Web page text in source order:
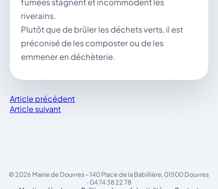
fumées stagnent et incommodent les
riverains.
Plutôt que de brûler les déchets verts, il est
préconisé de les composter ou de les
emmener en déchèterie.
Article précédent
Article suivant
© 2026 Mairie de Douvres - 140 Place de la Babillière, 01500 Douvres
· 04 74 38 22 78